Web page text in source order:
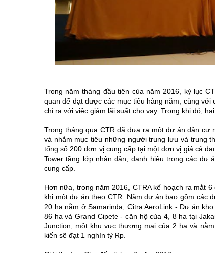
Trong năm tháng đầu tiên của năm 2016, kỷ lục
quan để đạt được các mục tiêu hàng năm, cùng
chỉ ra với việc giảm lãi suất cho vay. Trong khi đó,
Trong tháng qua CTR đã đưa ra một dự án dân cư
và nhắm mục tiêu những người trung lưu và trung
tổng số 200 đơn vị cung cấp tại một đơn vị giá cả
Tower tầng lớp nhân dân, danh hiệu trong các dự
cung cấp.
Hơn nữa, trong năm 2016, CTRA kế hoạch ra mắt
khi một dự án theo CTR. Năm dự án bao gồm các
20 ha nằm ở Samarinda, Citra AeroLink - Dự án
86 ha và Grand Cipete - căn hộ của 4, 8 ha tại
Junction, một khu vực thương mại của 2 ha và
kiến sẽ đạt 1 nghìn tỷ Rp.